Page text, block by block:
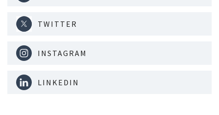
TWITTER
INSTAGRAM
LINKEDIN